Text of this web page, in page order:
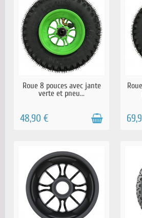
DISPONIBLE SOUS 6 JOURS
Roue 8 pouces avec jante
verte et pneu...
48,90 €